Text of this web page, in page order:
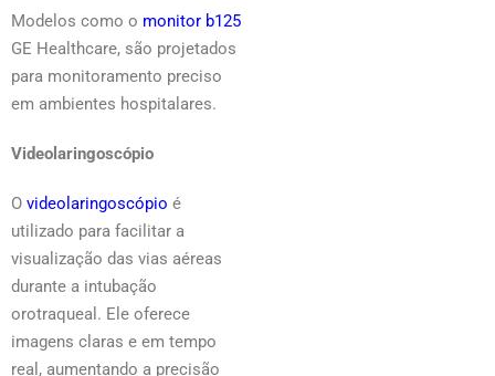
Modelos como o monitor b125
GE Healthcare, são projetados
para monitoramento preciso
em ambientes hospitalares.
Videolaringoscópio
O videolaringoscópio é
utilizado para facilitar a
visualização das vias aéreas
durante a intubação
orotraqueal. Ele oferece
imagens claras e em tempo
real, aumentando a precisão